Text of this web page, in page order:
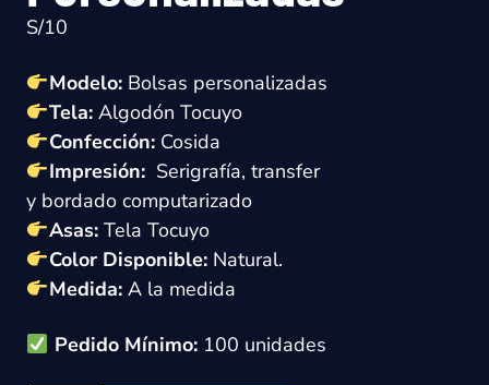
S/10
Modelo:Bolsas personalizadas
Tela:Algodón Tocuyo
Confección:Cosida
Impresión:Serigrafía, transfer
y bordado computarizado
Asas:Tela Tocuyo
Color Disponible:Natural.
Medida:A la medida
Pedido Mínimo:100 unidades